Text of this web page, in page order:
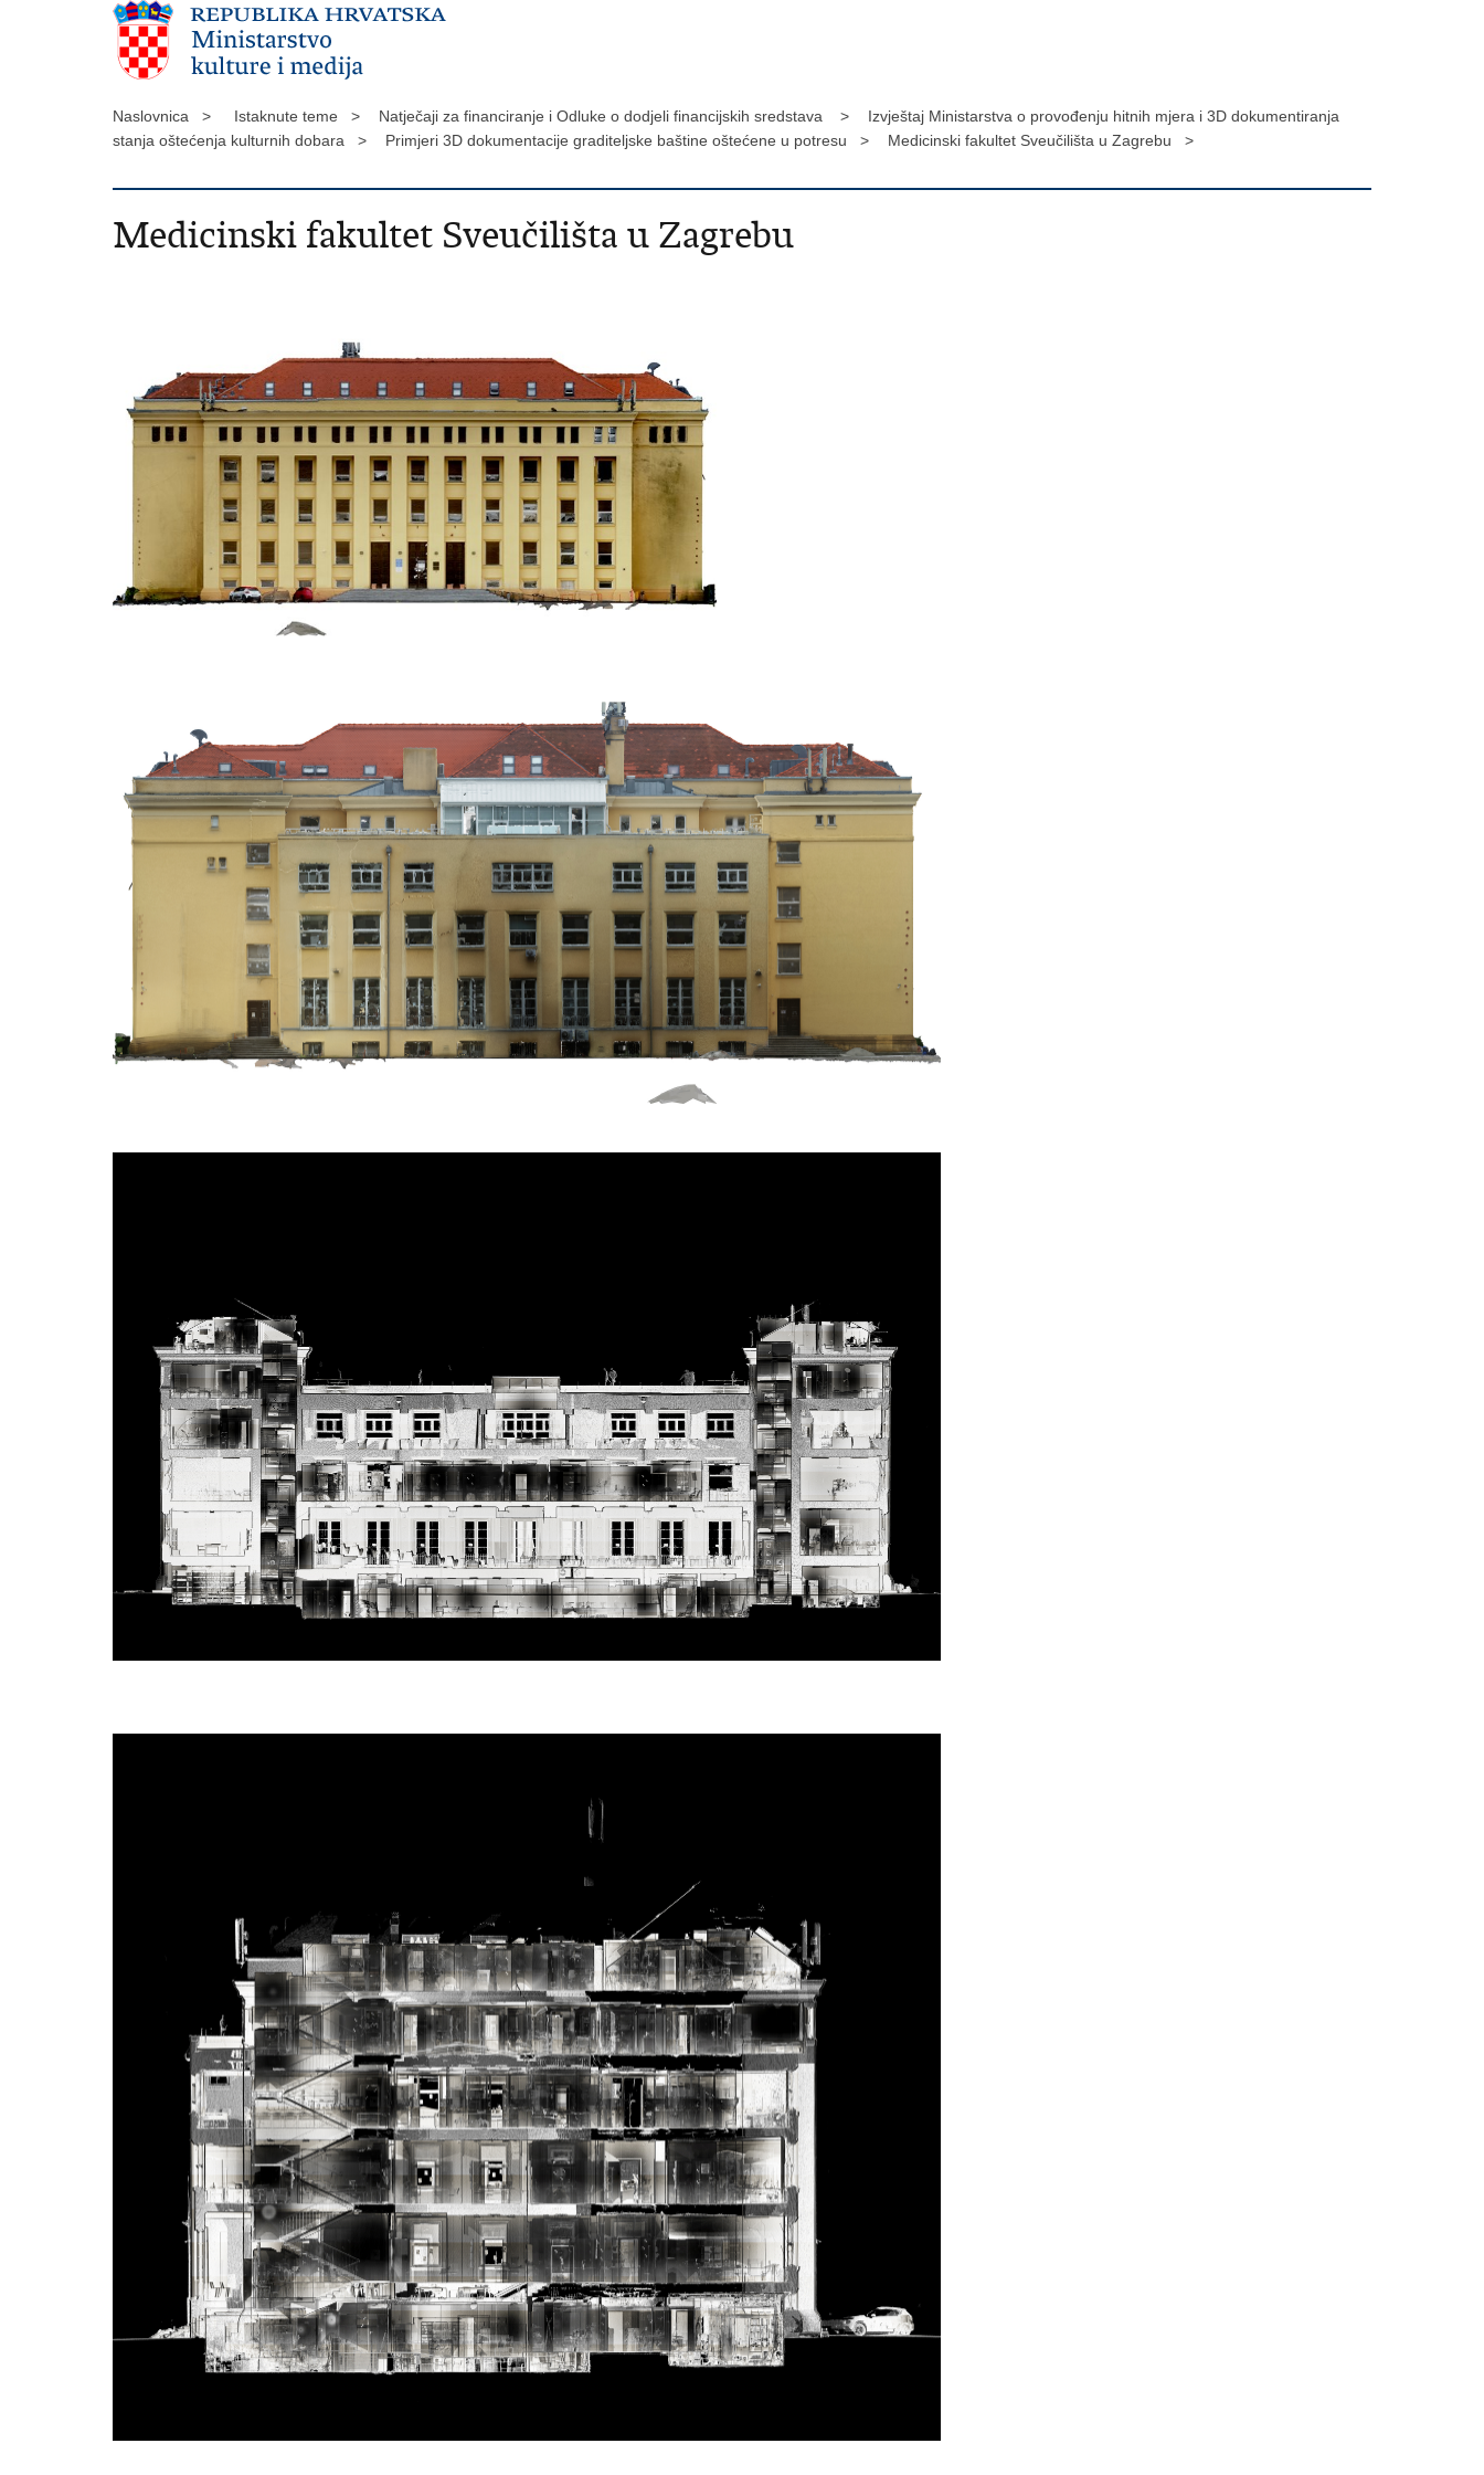
Naslovnica > Istaknute teme > Natječaji za financiranje i Odluke o dodjeli financijskih sredstava >
Izvještaj Ministarstva o provođenju hitnih mjera i 3D dokumentiranja
stanja oštećenja kulturnih dobara >
Primjeri 3D dokumentacije graditeljske baštine oštećene u potresu > Medicinski fakultet Sveučilišta u Zagrebu >
Medicinski fakultet Sveučilišta u Zagrebu